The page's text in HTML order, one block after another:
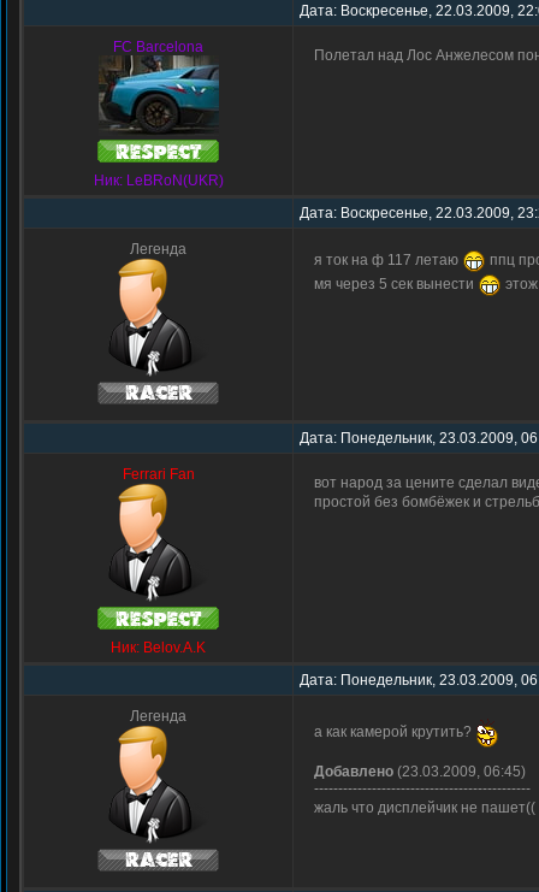
Дата: Воскресенье, 22.03.2009,
FC Barcelona
Ник: LeBRoN(UKR)
Полетал над Лос Анжелесом
Дата: Воскресенье, 22.03.2009,
Легенда
я ток на ф 117 летаю
ппц
мя через 5 сек вынести
Дата: Понедельник, 23.03.2009,
Ferrari Fan
Ник: Belov.A.K
вот народ за цените сделал
простой без бомбёжек и
Дата: Понедельник, 23.03.2009,
Легенда
а как камерой крутить?
Добавлено (23.03.2009, 06:45)
---------------------------------------------
жаль что дисплейчик не